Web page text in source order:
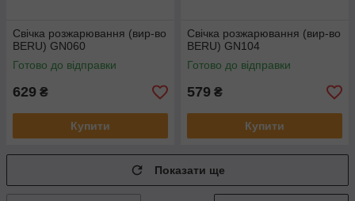
Свічка розжарювання (вир-во
BERU) GN060
Готово до відправки
629 ₴
Купити
Свічка розжарювання (вир-во
BERU) GN104
Готово до відправки
579 ₴
Купити
Показати ще